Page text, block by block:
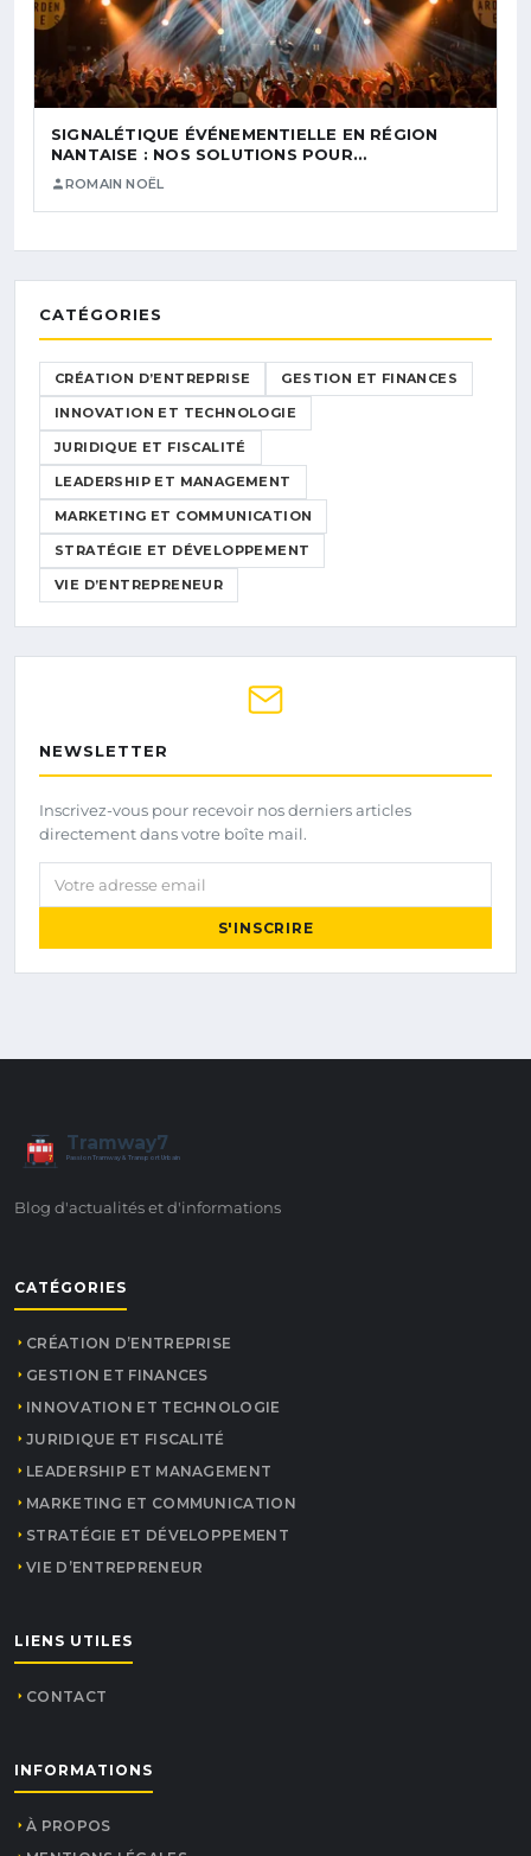
SIGNALÉTIQUE ÉVÉNEMENTIELLE EN RÉGION
NANTAISE : NOS SOLUTIONS POUR…
ROMAIN NOËL
CATÉGORIES
CRÉATION D’ENTREPRISE GESTION ET FINANCES
INNOVATION ET TECHNOLOGIE
JURIDIQUE ET FISCALITÉ
LEADERSHIP ET MANAGEMENT
MARKETING ET COMMUNICATION
STRATÉGIE ET DÉVELOPPEMENT
VIE D’ENTREPRENEUR
NEWSLETTER
Inscrivez-vous pour recevoir nos derniers articles
directement dans votre boîte mail.
Votre adresse email
S'INSCRIRE
7
Tramway7
Passion Tramway & Transport Urbain
Blog d'actualités et d'informations
CATÉGORIES
CRÉATION D’ENTREPRISE
GESTION ET FINANCES
INNOVATION ET TECHNOLOGIE
JURIDIQUE ET FISCALITÉ
LEADERSHIP ET MANAGEMENT
MARKETING ET COMMUNICATION
STRATÉGIE ET DÉVELOPPEMENT
VIE D’ENTREPRENEUR
LIENS UTILES
CONTACT
INFORMATIONS
À PROPOS